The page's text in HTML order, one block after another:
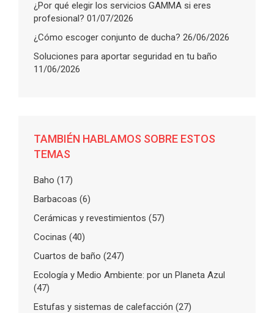
¿Por qué elegir los servicios GAMMA si eres
profesional? 01/07/2026
¿Cómo escoger conjunto de ducha? 26/06/2026
Soluciones para aportar seguridad en tu baño
11/06/2026
TAMBIÉN HABLAMOS SOBRE ESTOS
TEMAS
Baho (17)
Barbacoas (6)
Cerámicas y revestimientos (57)
Cocinas (40)
Cuartos de baño (247)
Ecología y Medio Ambiente: por un Planeta Azul
(47)
Estufas y sistemas de calefacción (27)